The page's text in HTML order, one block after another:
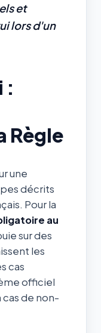
et
lors d'un
:
Règle
une
décrits
Pour la
au
sur des
les
cas
officiel
de non-